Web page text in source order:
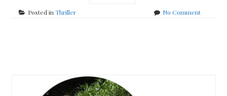
Posted inThriller No Commenton
navigation